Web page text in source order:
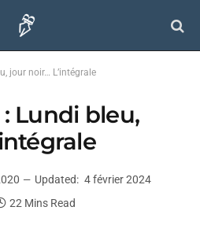
jour noir… L’intégrale
Lundi bleu,
Updated: 4 février 2024
22 Mins Read